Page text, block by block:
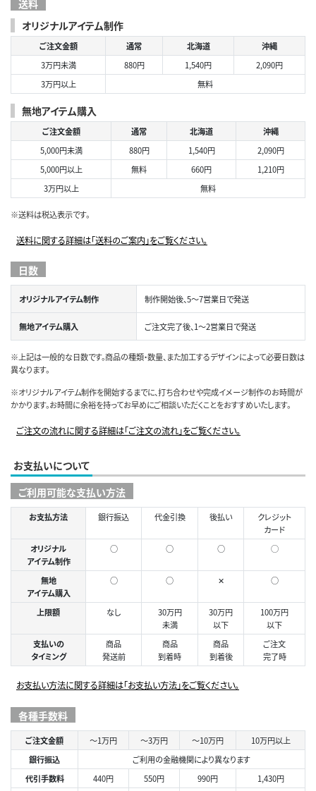
送料
オリジナルアイテム制作
ご注文金額 通常 北海道
沖縄
3万円未満
880円 1,540円
2,090円
3万円以上
無料
無地アイテム購入
ご注文金額 通常 北海道
沖縄
5,000円未満
880円 1,540円
2,090円
5,000円以上
無料 660円
1,210円
3万円以上
無料
※送料は税込表示です。
送料に関する詳細は「送料のご案内」をご覧ください。
日数
オリジナルアイテム制作 制作開始後、5～7営業日で発送
無地アイテム購入 ご注文完了後、1～2営業日で発送
※上記は一般的な日数です。商品の種類・数量、また加工するデザインによって必要日数は
異なります。
※オリジナルアイテム制作を開始するまでに、打ち合わせや完成イメージ制作のお時間が
かかります。お時間に余裕を持ってお早めにご相談いただくことをおすすめいたします。
ご注文の流れに関する詳細は「ご注文の流れ」をご覧ください。
お支払いについて
ご利用可能な支払い方法
お支払方法 銀行振込 代金引換 後払い
クレジット
カード
オリジナル
アイテム制作
○ ○ ○ ◯
無地
アイテム購入
○ ○ ✕ ○
上限額 なし
30万円
未満
30万円
以下
100万円
以下
支払いの
タイミング
商品
発送前
商品
到着時
商品
到着後
ご注文
完了時
お支払い方法に関する詳細は「お支払い方法」をご覧ください。
各種手数料
ご注文金額 ～1万円 ～3万円 ～10万円
10万円以上
銀行振込
ご利用の金融機関により異なります
代引手数料
440円 550円 990円
1,430円